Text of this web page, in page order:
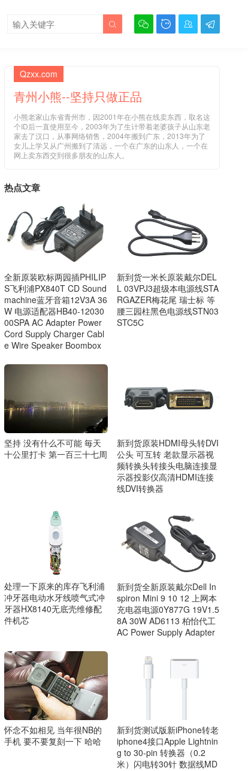
   

Qzxx.com
青州小熊--坚持只做正品
小熊老家山东省青州市，因2001年在小熊在线卖东西，取名这
个ID后一直使用至今，2003年为了生计带着老婆孩子从山东老
家去了汉口，从事网络销售，2004年搬到广东，2013年为了
女儿上学又从广州搬到了清远，一个在广东的山东人，一个在
网上卖东西交到很多朋友的山东人。
热点文章
全新原装欧标两园插PHILIP
S飞利浦PX840T CD Sound
machine蓝牙音箱12V3A 36
W 电源适配器HB40-12030
00SPA AC Adapter Power
Cord Supply Charger Cabl
e Wire Speaker Boombox
新到货一米长原装戴尔DEL
L 03VPJ3超级本电源线STA
RGAZER梅花尾 瑞士标 等
腰三园柱黑色电源线STN03
STC5C
坚持 没有什么不可能 毎天
十公里打卡 第一百三十七周
新到货原装HDMI母头转DVI
公头 可互转 老款显示器视
频转换头转接头电脑连接显
示器投影仪高清HDMI连接
线DVI转换器
处理一下原来的库存飞利浦
冲牙器电动水牙线喷气式冲
牙器HX8140无底壳维修配
件机芯
新到货全新原装戴尔Dell In
spiron Mini 9 10 12 上网本
充电器电源0Y877G 19V1.5
8A 30W AD6113 柏怡代工
AC Power Supply Adapter
怀念不如相见 当年很NB的
手机 要不要复刻一下 哈哈
新到货测试版新iPhone转老
iphone4接口Apple Lightnin
g to 30-pin 转换器（0.2
米）闪电转30针 数据线MD